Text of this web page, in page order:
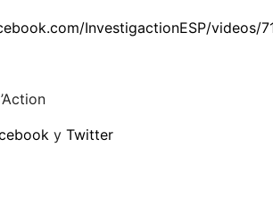
InvestigactionESP/videos/
y Twitter